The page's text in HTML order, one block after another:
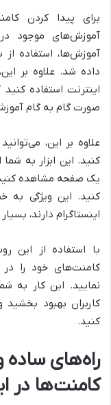
برای پیدا کردن
آموزش‌های موجود
آموزش‌ها، استفاده
داده شد. علاوه بر
اینترنت استفاده
صورت گام به گام
علاوه بر این،
کنید. این ابزار به
یک صفحه مشاهده کنید
کنید. این ویژگی به
اینستاگرام دارند،
با استفاده از این
کامنت‌های خود را در
نمایید. این کار به
کاربران بهبود
کنید.
راه‌های ساده
کامنت‌ها در